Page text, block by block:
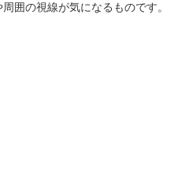
囲の視線が気になるものです。